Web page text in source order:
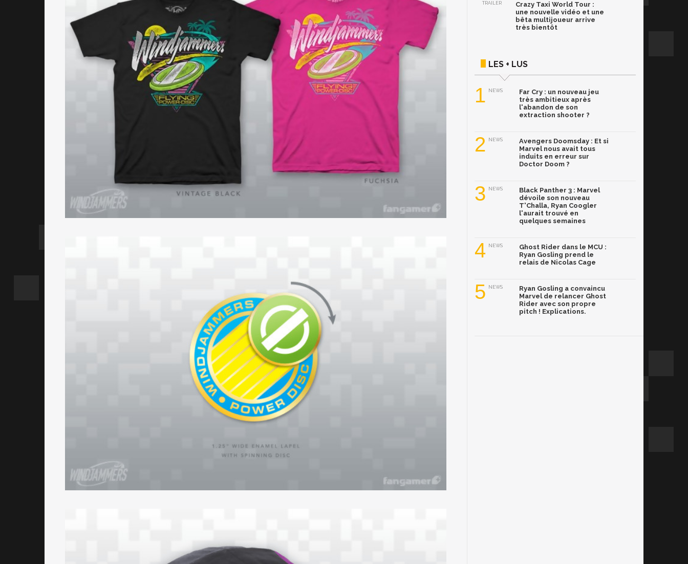
TRAILER
Crazy Taxi World Tour :
une nouvelle vidéo et une
bêta multijoueur arrive
très bientôt
LES + LUS
1 NEWS
Far Cry : un nouveau jeu
très ambitieux après
l'abandon de son
extraction shooter ?
2 NEWS
Avengers Doomsday : Et si
Marvel nous avait tous
induits en erreur sur
Doctor Doom ?
3 NEWS
Black Panther 3 : Marvel
dévoile son nouveau
T'Challa, Ryan Coogler
l'aurait trouvé en
quelques semaines
4 NEWS
Ghost Rider dans le MCU :
Ryan Gosling prend le
relais de Nicolas Cage
5 NEWS
Ryan Gosling a convaincu
Marvel de relancer Ghost
Rider avec son propre
pitch ! Explications.